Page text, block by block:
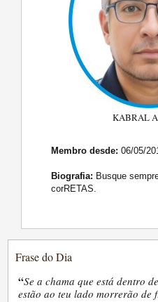
KABRAL
Membro desde: 06/05/
Biografia: Busque
corRETAS.
Frase do Dia
“Se a chama que está dentro
estão ao teu lado morrerão de